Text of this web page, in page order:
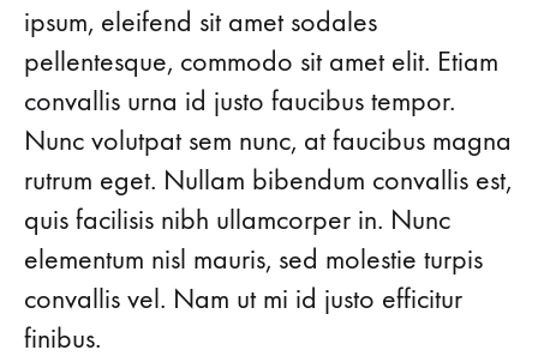
ipsum, eleifend sit amet sodales
pellentesque, commodo sit amet elit. Etiam
convallis urna id justo faucibus tempor.
Nunc volutpat sem nunc, at faucibus magna
rutrum eget. Nullam bibendum convallis est,
quis facilisis nibh ullamcorper in. Nunc
elementum nisl mauris, sed molestie turpis
convallis vel. Nam ut mi id justo efficitur
finibus.